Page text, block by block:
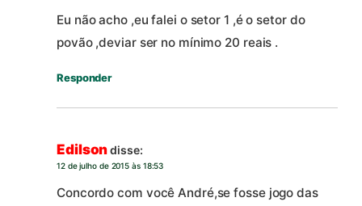
Eu não acho ,eu falei o setor 1 ,é o setor do
povão ,deviar ser no mínimo 20 reais .
Responder
Edilsondisse:
12 de julho de 2015 às 18:53
Concordo com você André,se fosse jogo das